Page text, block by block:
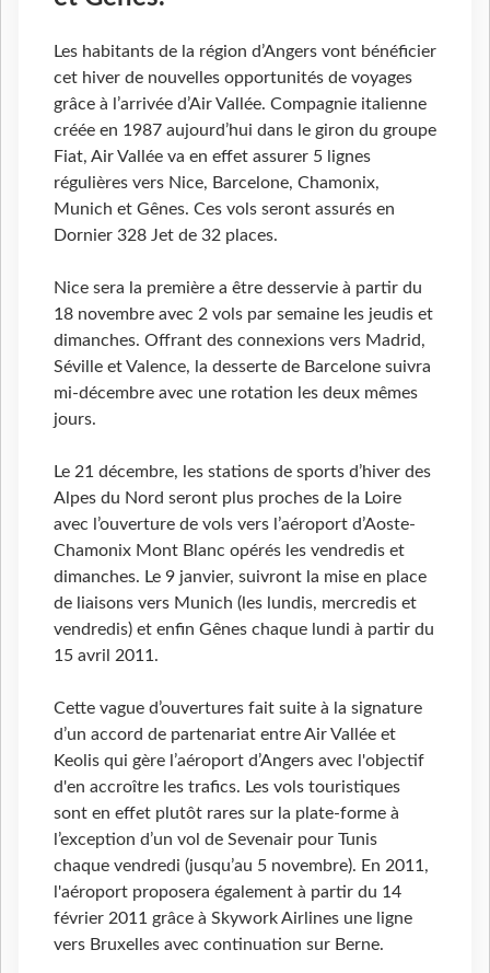
Les habitants de la région d’Angers vont bénéficier
cet hiver de nouvelles opportunités de voyages
grâce à l’arrivée d’Air Vallée. Compagnie italienne
créée en 1987 aujourd’hui dans le giron du groupe
Fiat, Air Vallée va en effet assurer 5 lignes
régulières vers Nice, Barcelone, Chamonix,
Munich et Gênes. Ces vols seront assurés en
Dornier 328 Jet de 32 places.
Nice sera la première a être desservie à partir du
18 novembre avec 2 vols par semaine les jeudis et
dimanches. Offrant des connexions vers Madrid,
Séville et Valence, la desserte de Barcelone suivra
mi-décembre avec une rotation les deux mêmes
jours.
Le 21 décembre, les stations de sports d’hiver des
Alpes du Nord seront plus proches de la Loire
avec l’ouverture de vols vers l’aéroport d’Aoste-
Chamonix Mont Blanc opérés les vendredis et
dimanches. Le 9 janvier, suivront la mise en place
de liaisons vers Munich (les lundis, mercredis et
vendredis) et enfin Gênes chaque lundi à partir du
15 avril 2011.
Cette vague d’ouvertures fait suite à la signature
d’un accord de partenariat entre Air Vallée et
Keolis qui gère l’aéroport d’Angers avec l'objectif
d'en accroître les trafics. Les vols touristiques
sont en effet plutôt rares sur la plate-forme à
l’exception d’un vol de Sevenair pour Tunis
chaque vendredi (jusqu’au 5 novembre). En 2011,
l'aéroport proposera également à partir du 14
février 2011 grâce à Skywork Airlines une ligne
vers Bruxelles avec continuation sur Berne.